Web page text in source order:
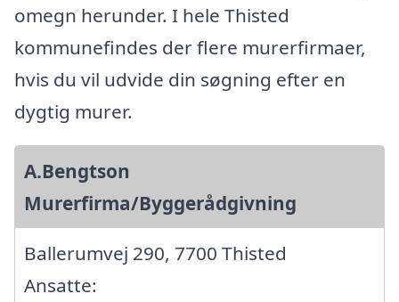
omegn herunder. I hele Thisted
kommunefindes der flere murerfirmaer,
hvis du vil udvide din søgning efter en
dygtig murer.
A.Bengtson
Murerfirma/Byggerådgivning
Ballerumvej 290, 7700 Thisted
Ansatte: